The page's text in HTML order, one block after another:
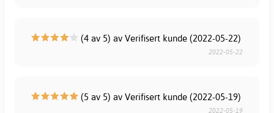
(4 av 5) av Verifisert kunde (2022-05-22)
2022-05-22
(5 av 5) av Verifisert kunde (2022-05-19)
2022-05-19